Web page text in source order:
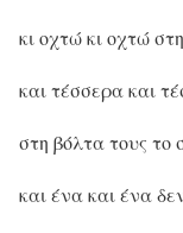
κι οχτώ κι οχτώ
και τέσσερα και
στη βόλτα τους το
και ένα και ένα